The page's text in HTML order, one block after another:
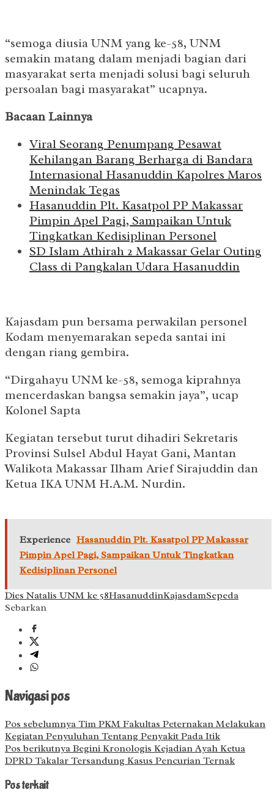
“semoga diusia UNM yang ke-58, UNM
semakin matang dalam menjadi bagian dari
masyarakat serta menjadi solusi bagi seluruh
persoalan bagi masyarakat” ucapnya.
Bacaan Lainnya
Viral Seorang Penumpang Pesawat
Kehilangan Barang Berharga di Bandara
Internasional Hasanuddin Kapolres Maros
Menindak Tegas
Hasanuddin Plt. Kasatpol PP Makassar
Pimpin Apel Pagi, Sampaikan Untuk
Tingkatkan Kedisiplinan Personel
SD Islam Athirah 2 Makassar Gelar Outing
Class di Pangkalan Udara Hasanuddin
Kajasdam pun bersama perwakilan personel
Kodam menyemarakan sepeda santai ini
dengan riang gembira.
“Dirgahayu UNM ke-58, semoga kiprahnya
mencerdaskan bangsa semakin jaya”, ucap
Kolonel Sapta
Kegiatan tersebut turut dihadiri Sekretaris
Provinsi Sulsel Abdul Hayat Gani, Mantan
Walikota Makassar Ilham Arief Sirajuddin dan
Ketua IKA UNM H.A.M. Nurdin.
Experience Hasanuddin Plt. Kasatpol PP Makassar
Pimpin Apel Pagi, Sampaikan Untuk Tingkatkan
Kedisiplinan Personel
Dies Natalis UNM ke 58HasanuddinKajasdamSepeda
Sebarkan
Navigasi pos
Pos sebelumnya Tim PKM Fakultas Peternakan Melakukan
Kegiatan Penyuluhan Tentang Penyakit Pada Itik
Pos berikutnya Begini Kronologis Kejadian Ayah Ketua
DPRD Takalar Tersandung Kasus Pencurian Ternak
Pos terkait